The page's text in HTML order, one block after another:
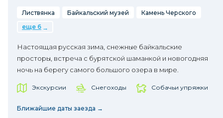
Листвянка Байкальский музей
Камень Черского
еще 6
Настоящая русская зима, снежные байкальские
просторы, встреча с бурятской шаманкой и новогодняя
ночь на берегу самого большого озера в мире.
Экскурсии Снегоходы Собачьи упряжки
Ближайшие даты заезда →